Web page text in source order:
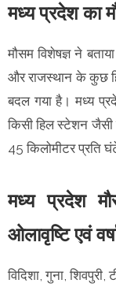
मध्य प्रदेश का
मौसम विशेषज्ञ ने
और राजस्थान के कुछ
बदल गया है। मध्य
किसी हिल स्टेशन जैसी
45 किलोमीटर प्रति
मध्य प्रदेश
ओलावृष्टि एवं
विदिशा, गुना,